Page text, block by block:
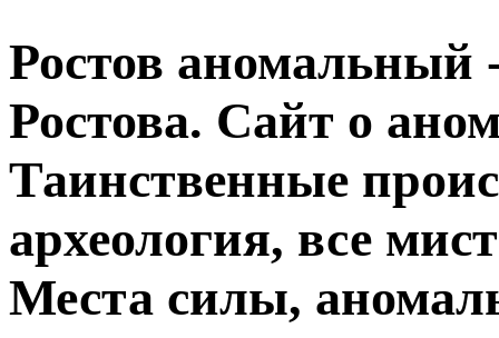
Ростов аномальный
Ростова. Сайт о
Таинственные
археология, все
Места силы,